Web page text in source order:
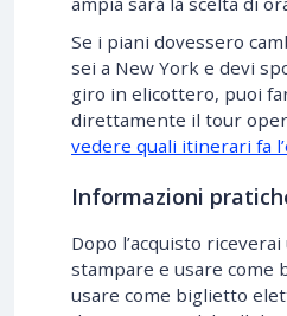
Se i piani dovessero
sei a New York e devi
giro in elicottero, puoi
direttamente il tour
vedere quali itinerari fa
Informazioni
Dopo l’acquisto
stampare e usare come
usare come biglietto